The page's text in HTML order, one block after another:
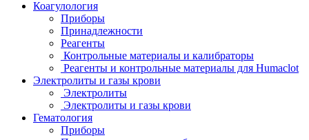
Коагулология
Приборы
Принадлежности
Реагенты
Контрольные материалы и калибраторы
Реагенты и контрольные материалы для Humaclot
Электролиты и газы крови
Электролиты
Электролиты и газы крови
Гематология
Приборы